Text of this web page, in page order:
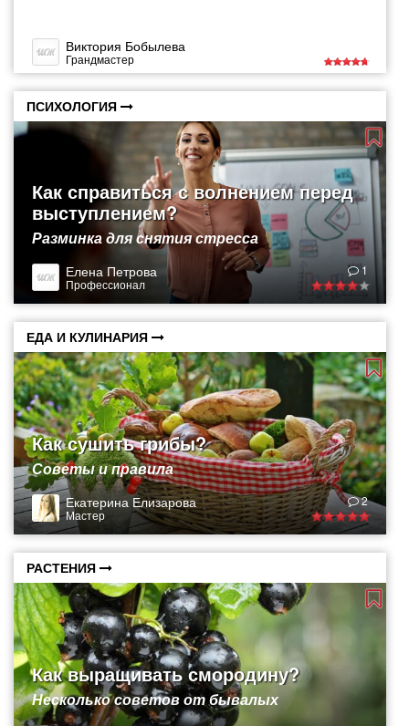
Виктория Бобылева
Грандмастер
ПСИХОЛОГИЯ
Как справиться с волнением перед
выступлением?
Разминка для снятия стресса
Елена Петрова
Профессионал
1
ЕДА И КУЛИНАРИЯ
Как сушить грибы?
Советы и правила
Екатерина Елизарова
Мастер
2
РАСТЕНИЯ
Как выращивать смородину?
Несколько советов от бывалых